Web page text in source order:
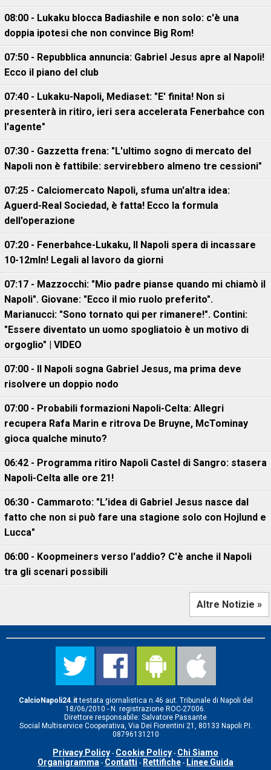
08:00 - Lukaku blocca Badiashile e non solo: c'è una
doppia ipotesi che non convince Big Rom!
07:50 - Repubblica annuncia: Gabriel Jesus apre al Napoli!
Ecco il piano del club
07:40 - Lukaku-Napoli, Mediaset: "E' finita! Non si
presenterà in ritiro, ieri sera accelerata Fenerbahce con
l'agente"
07:30 - Gazzetta frena: "L'ultimo sogno di mercato del
Napoli non è fattibile: servirebbero almeno tre cessioni"
07:25 - Calciomercato Napoli, sfuma un'altra idea:
Aguerd-Real Sociedad, è fatta! Ecco la formula
dell'operazione
07:20 - Fenerbahce-Lukaku, ll Napoli spera di incassare
10-12mln! Legali al lavoro da giorni
07:17 - Mazzocchi: "Mio padre pianse quando mi chiamò il
Napoli". Giovane: "Ecco il mio ruolo preferito".
Marianucci: "Sono tornato qui per rimanere!". Contini:
"Essere diventato un uomo spogliatoio è un motivo di
orgoglio" | VIDEO
07:00 - Il Napoli sogna Gabriel Jesus, ma prima deve
risolvere un doppio nodo
07:00 - Probabili formazioni Napoli-Celta: Allegri
recupera Rafa Marin e ritrova De Bruyne, McTominay
gioca qualche minuto?
06:42 - Programma ritiro Napoli Castel di Sangro: stasera
Napoli-Celta alle ore 21!
06:30 - Cammaroto: "L’idea di Gabriel Jesus nasce dal
fatto che non si può fare una stagione solo con Hojlund e
Lucca"
06:00 - Koopmeiners verso l'addio? C'è anche il Napoli
tra gli scenari possibili
Altre Notizie »
CalcioNapoli24.ittestata giornalistica n.46 aut. Tribunale di Napoli del
18/06/2010 - N. registrazione ROC-27006.
Direttore responsabile: Salvatore Passante
Social Multiservice Cooperativa, Via Dei Fiorentini 21, 80133 Napoli P.I.
08796131210
Privacy Policy - Cookie Policy - Chi Siamo
Organigramma - Contatti - Rettifiche - Linee Guida